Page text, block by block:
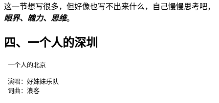
这一节想写很多，但好像也写不出来什么，自己慢慢思考吧，
眼界、魄力、思维。
四、一个人的深圳
一个人的北京
演唱：好妹妹乐队
词曲：浪客